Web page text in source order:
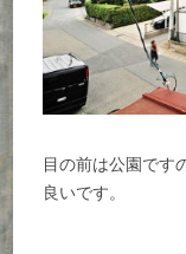
目の前は公園です
良いです。